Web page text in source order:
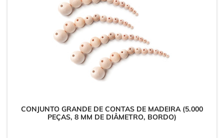
CONJUNTO GRANDE DE CONTAS DE MADEIRA (5.000
PEÇAS, 8 MM DE DIÂMETRO, BORDO)